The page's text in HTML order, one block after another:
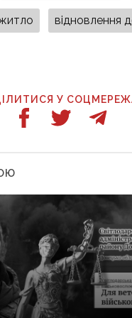
відновлення
У